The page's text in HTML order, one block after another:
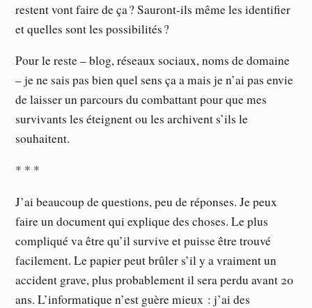
restent vont faire de ça ? Sauront-ils même les identifier
et quelles sont les possibilités ?
Pour le reste – blog, réseaux sociaux, noms de domaine
– je ne sais pas bien quel sens ça a mais je n’ai pas envie
de laisser un parcours du combattant pour que mes
survivants les éteignent ou les archivent s’ils le
souhaitent.
* * *
J’ai beaucoup de questions, peu de réponses. Je peux
faire un document qui explique des choses. Le plus
compliqué va être qu’il survive et puisse être trouvé
facilement. Le papier peut brûler s’il y a vraiment un
accident grave, plus probablement il sera perdu avant 20
ans. L’informatique n’est guère mieux : j’ai des